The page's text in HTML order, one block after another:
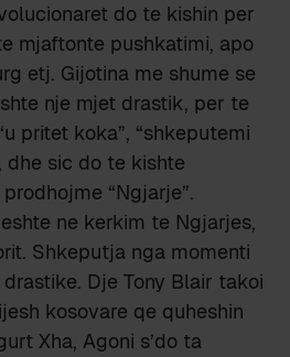
do te kishin per
mjaftonte pushkatimi, apo
etj. Gijotina me shume se
nje mjet drastik, per te
pritet koka”, “shkeputemi
dhe sic do te kishte
“Ngjarje”.
ne kerkim te Ngjarjes,
Shkeputja nga momenti
Dje Tony Blair takoi
kosovare qe quheshin
Xha, Agoni s’do ta